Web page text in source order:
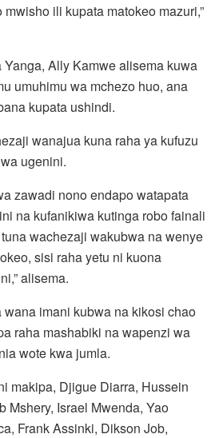
ili kupata matokeo mazuri,”
Ally Kamwe alisema kuwa
umuhimu wa mchezo huo, ana
kupata ushindi.
wanajua kuna raha ya kufuzu
ugenini.
zawadi nono endapo watapata
na kufanikiwa kutinga robo fainali
wachezaji wakubwa na wenye
sisi raha yetu ni kuona
alisema.
imani kubwa na kikosi chao
raha mashabiki na wapenzi wa
wote kwa jumla.
makipa, Djigue Diarra, Hussein
Mshery, Israel Mwenda, Yao
Frank Assinki, Dikson Job,